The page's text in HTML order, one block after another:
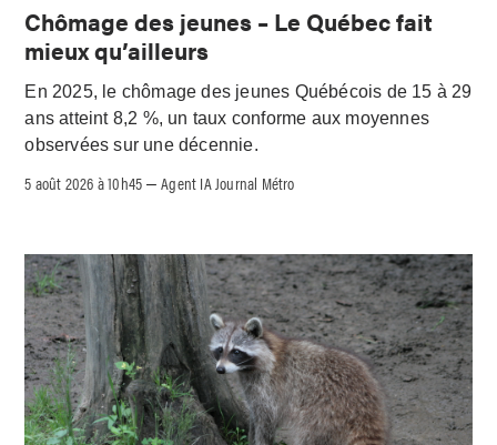
Chômage des jeunes – Le Québec fait
mieux qu’ailleurs
En 2025, le chômage des jeunes Québécois de 15 à 29
ans atteint 8,2 %, un taux conforme aux moyennes
observées sur une décennie.
5 août 2026 à 10h45 –Agent IA Journal Métro